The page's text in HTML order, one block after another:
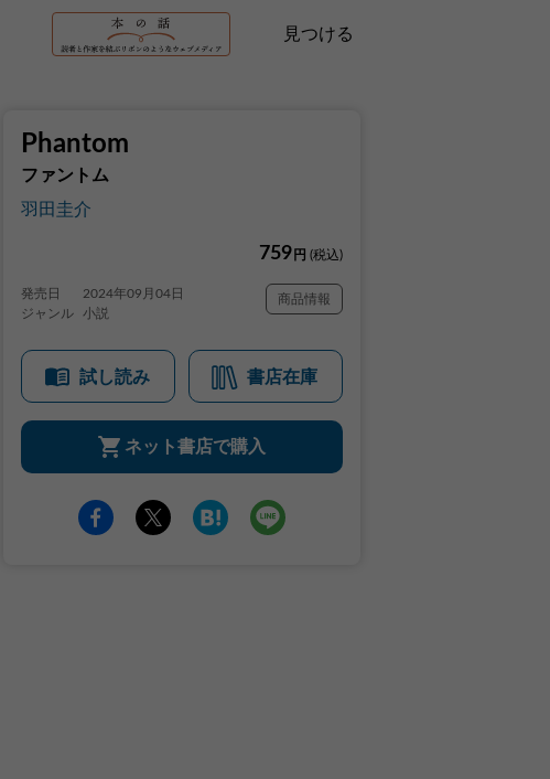
見つける
Phantom
ファントム
羽田圭介
759 円 (税込)
発売日
2024年09月04日
ジャンル
小説
商品情報
試し読み 書店在庫
ネット書店で購入